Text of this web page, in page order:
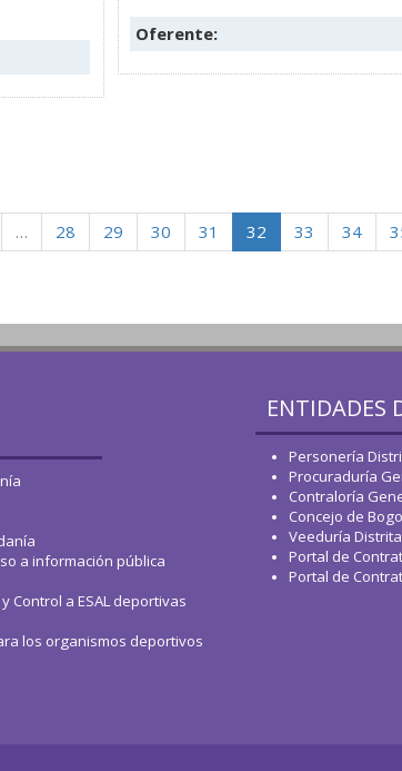
Oferente:
… 28 29 30 31 32 33 34
a información pública
Control a ESAL deportivas
los organismos deportivos
ENTIDADES
Personería
Procuraduría
Contraloría
Concejo de
Veeduría
Portal de
Portal de